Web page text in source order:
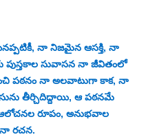
పుస్తకాల సువాసన నా జీవితంలో
పఠనం నా అలవాటుగా కాక, నా
తీర్చిదిద్దాయి, ఆ పఠనమే
రూపం, అనుభవాల
రచన.